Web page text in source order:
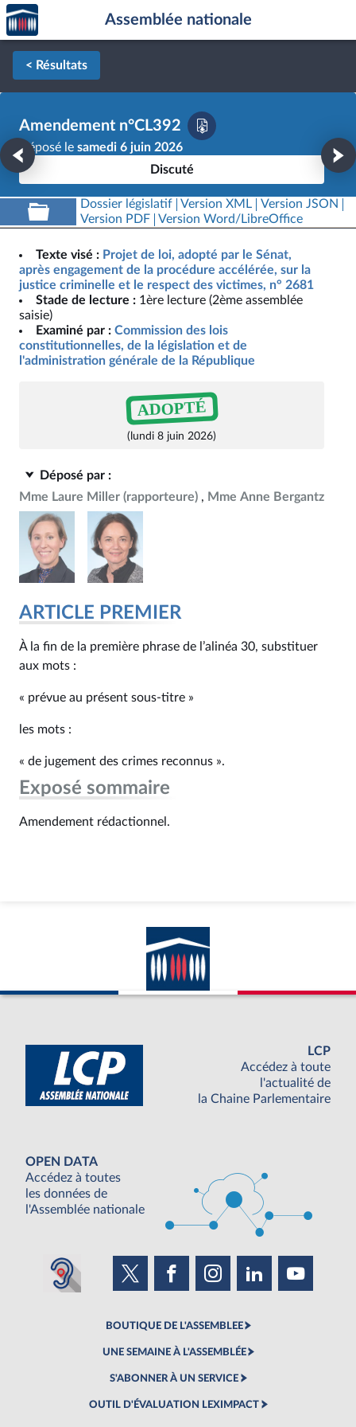
Aller au contenu
Aller en bas de la page
Accèder
à la
page
d'accueil
Assemblée nationale
< Résultats
Amendement n°CL392
Déposé le samedi 6 juin 2026
Discuté
Dossier législatif Version XML
Version JSON
Version PDF
Version Word/LibreOffice
Texte visé : Projet de loi, adopté par le Sénat,
après engagement de la procédure accélérée, sur la
justice criminelle et le respect des victimes, n° 2681
Stade de lecture : 1ère lecture (2ème assemblée
saisie)
Examiné par : Commission des lois
constitutionnelles, de la législation et de
l'administration générale de la République
ADOPTÉ
(lundi 8 juin 2026)
Déposé par :
Mme Laure Miller (rapporteure) Mme Anne Bergantz
ARTICLE PREMIER
À la fin de la première phrase de l’alinéa 30, substituer
aux mots :
« prévue au présent sous‑titre »
les mots :
« de jugement des crimes reconnus ».
Exposé sommaire
Amendement rédactionnel.
LCP
Accédez à toute
l'actualité de
la Chaine Parlementaire
OPEN DATA
Accédez à toutes
les données de
l'Assemblée nationale
BOUTIQUE DE L'ASSEMBLEE
UNE SEMAINE À L'ASSEMBLÉE
S'ABONNER À UN SERVICE
OUTIL D'ÉVALUATION LEXIMPACT